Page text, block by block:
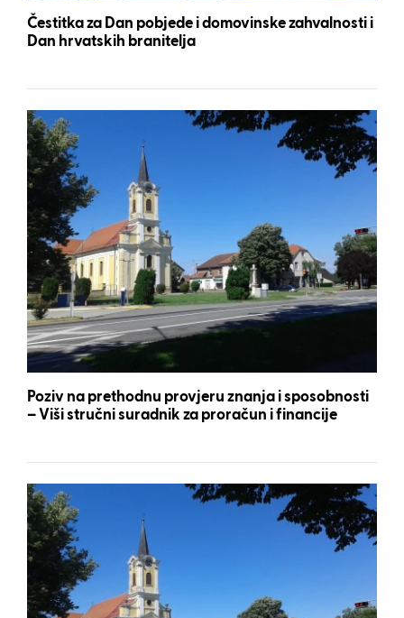
Čestitka za Dan pobjede i domovinske zahvalnosti i
Dan hrvatskih branitelja
Poziv na prethodnu provjeru znanja i sposobnosti
– Viši stručni suradnik za proračun i financije